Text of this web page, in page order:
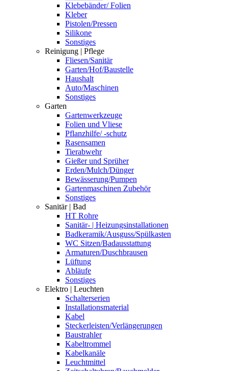
Klebebänder/ Folien
Kleber
Pistolen/Pressen
Silikone
Sonstiges
Reinigung | Pflege
Fliesen/Sanitär
Garten/Hof/Baustelle
Haushalt
Auto/Maschinen
Sonstiges
Garten
Gartenwerkzeuge
Folien und Vliese
Pflanzhilfe/ -schutz
Rasensamen
Tierabwehr
Gießer und Sprüher
Erden/Mulch/Dünger
Bewässerung/Pumpen
Gartenmaschinen Zubehör
Sonstiges
Sanitär | Bad
HT Rohre
Sanitär- | Heizungsinstallationen
Badkeramik/Ausguss/Spülkasten
WC Sitzen/Badausstattung
Armaturen/Duschbrausen
Lüftung
Abläufe
Sonstiges
Elektro | Leuchten
Schalterserien
Installationsmaterial
Kabel
Steckerleisten/Verlängerungen
Baustrahler
Kabeltrommel
Kabelkanäle
Leuchtmittel